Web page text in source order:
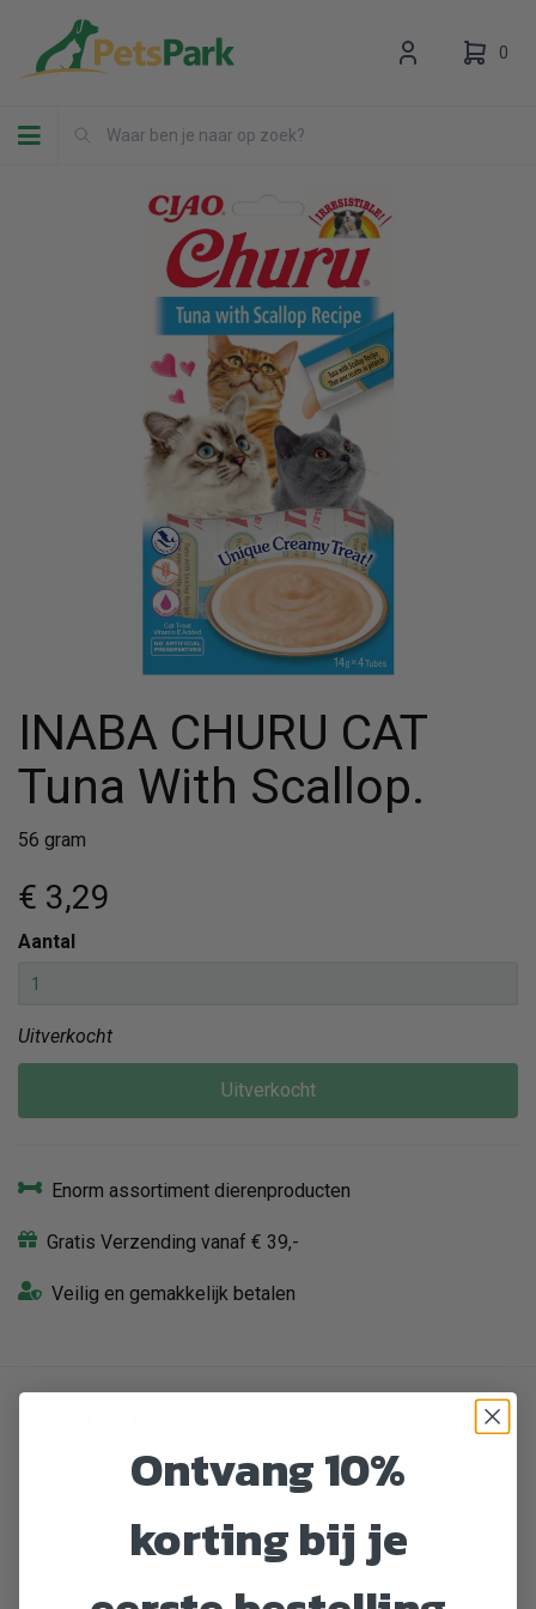
Toggle navigation
0
Uw winkelwagen is leeg.
Vul hem met producten.
INABA CHURU CAT
Tuna With Scallop.
56 gram
€ 3,29
Aantal
Uitverkocht
Uitverkocht
Enorm assortiment dierenproducten
Gratis Verzending vanaf € 39,-
Veilig en gemakkelijk betalen
Artikelnummer
460604
Kat
Ontvang 10%
korting bij je